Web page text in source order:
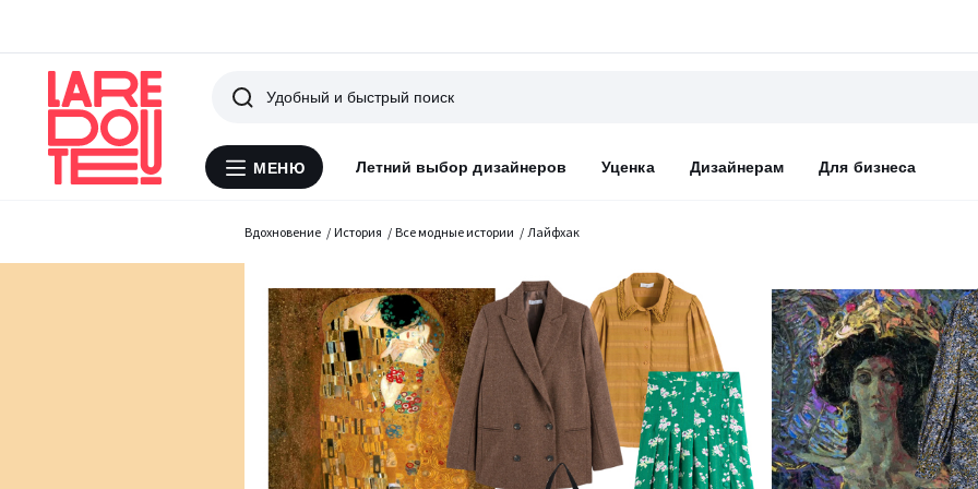
Меню
МЕНЮ Летний выбор дизайнеров Уценка Дизайнерам Для бизнеса
Поиск
Вдохновение История Все модные истории Лайфхак